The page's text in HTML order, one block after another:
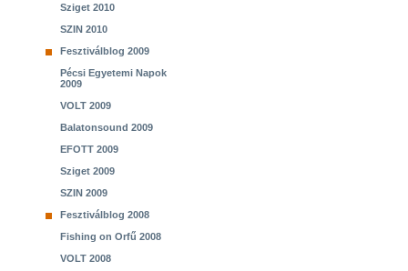
Sziget 2010
SZIN 2010
Fesztiválblog 2009
Pécsi Egyetemi Napok
2009
VOLT 2009
Balatonsound 2009
EFOTT 2009
Sziget 2009
SZIN 2009
Fesztiválblog 2008
Fishing on Orfű 2008
VOLT 2008